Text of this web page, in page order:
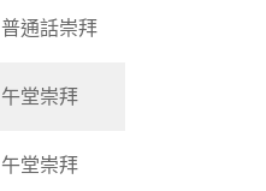
普通話崇拜
午堂崇拜
午堂崇拜